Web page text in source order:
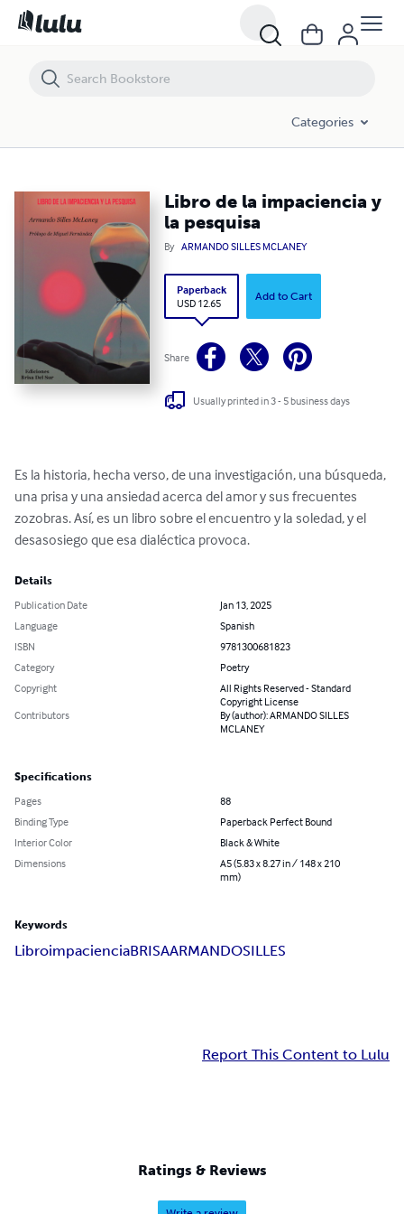
Categories
Libro de la impaciencia y
la pesquisa
By ARMANDO SILLES MCLANEY
Paperback
USD 12.65
Add to Cart
Share
Usually printed in 3 - 5 business days
Es la historia, hecha verso, de una investigación, una búsqueda,
una prisa y una ansiedad acerca del amor y sus frecuentes
zozobras. Así, es un libro sobre el encuentro y la soledad, y el
desasosiego que esa dialéctica provoca.
Details
Publication Date
Jan 13, 2025
Language
Spanish
ISBN
9781300681823
Category
Poetry
Copyright
All Rights Reserved - Standard
Copyright License
Contributors
By (author): ARMANDO SILLES
MCLANEY
Specifications
Pages
88
Binding Type
Paperback Perfect Bound
Interior Color
Black & White
Dimensions
A5 (5.83 x 8.27 in / 148 x 210
mm)
Keywords
LibroimpacienciaBRISAARMANDOSILLES
Report This Content to Lulu
Ratings & Reviews
Libro de la impaciencia y la pesquisa